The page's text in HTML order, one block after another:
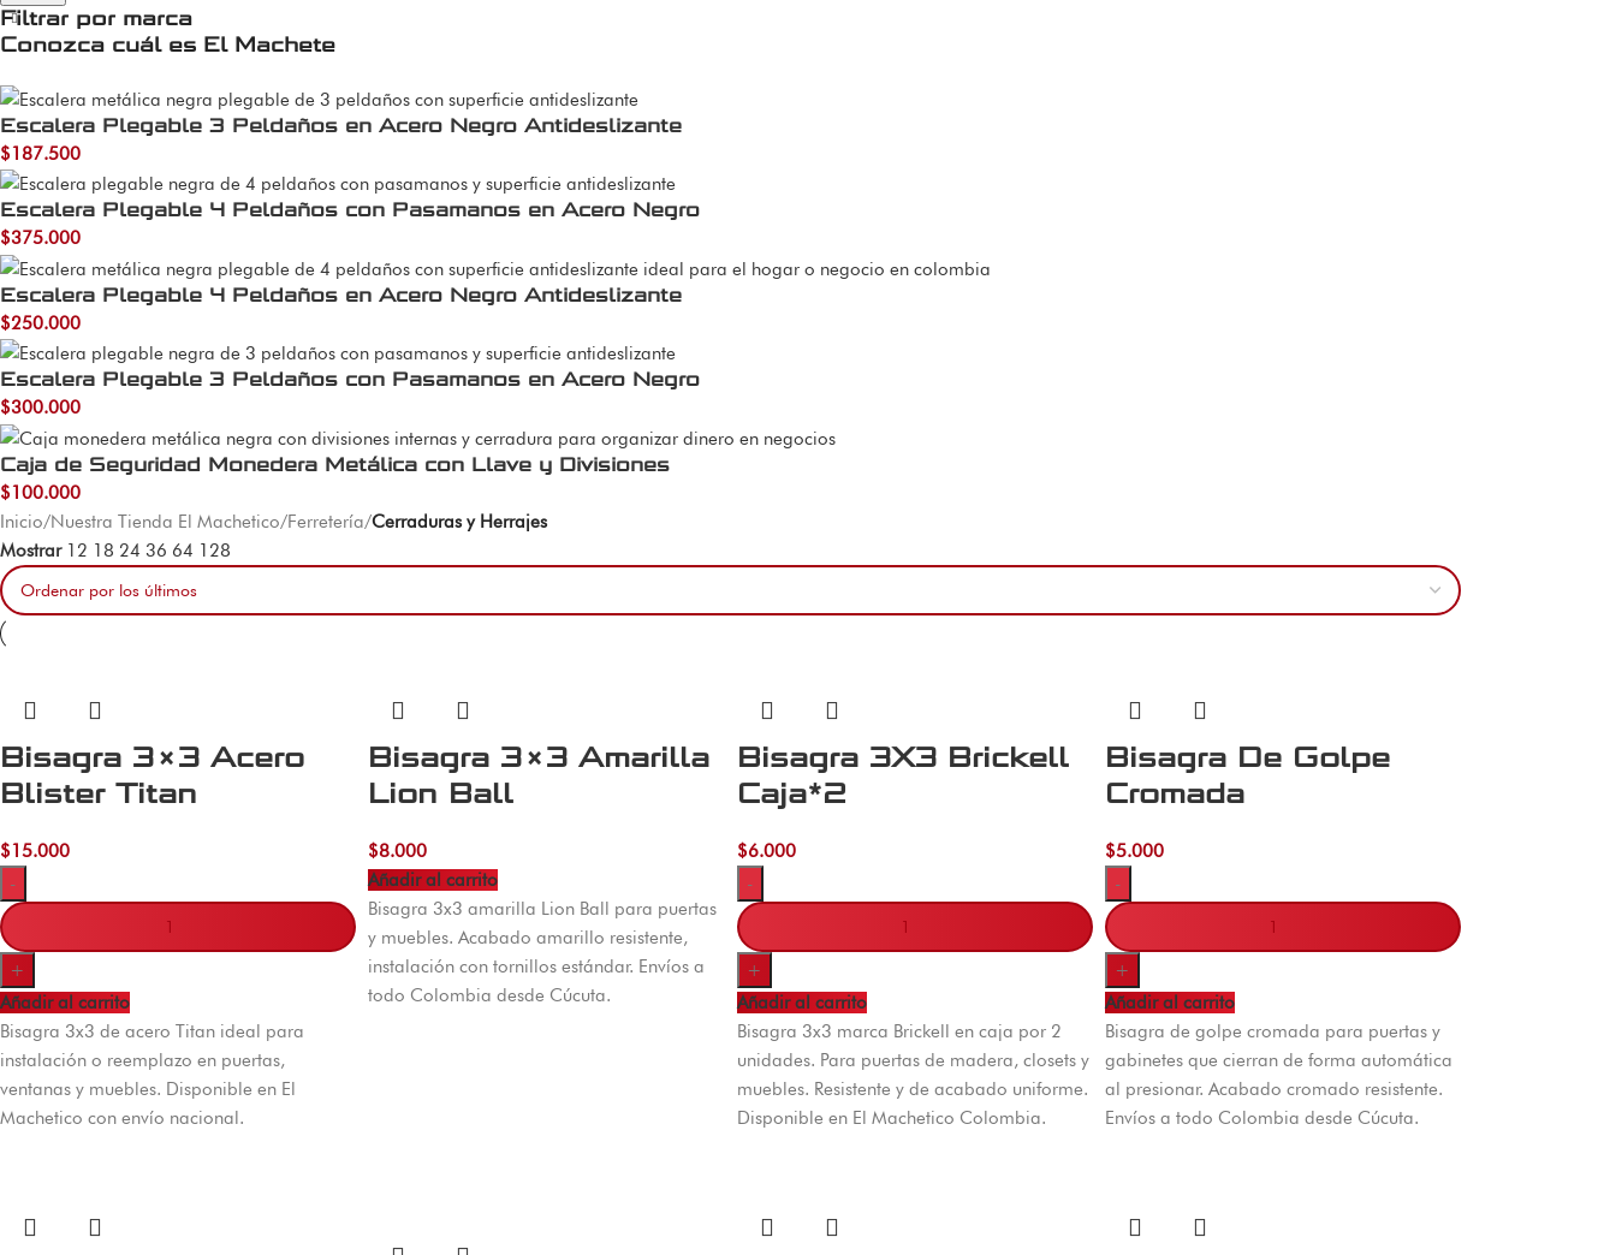
Filtrar por marca
Conozca cuál es El Machete
Escalera Plegable 3 Peldaños en Acero Negro Antideslizante
$187.500
Escalera Plegable 4 Peldaños con Pasamanos en Acero Negro
$375.000
Escalera Plegable 4 Peldaños en Acero Negro Antideslizante
$250.000
Escalera Plegable 3 Peldaños con Pasamanos en Acero Negro
$300.000
Caja de Seguridad Monedera Metálica con Llave y Divisiones
$100.000
Inicio/Nuestra Tienda El Machetico/Ferretería/Cerraduras y Herrajes
Mostrar 12 18 24 36 64 128
Bisagra 3×3 Acero
Blister Titan
$15.000
-
+
Añadir al carrito
Bisagra 3x3 de acero Titan ideal para
instalación o reemplazo en puertas,
ventanas y muebles. Disponible en El
Machetico con envío nacional.
Bisagra 3×3 Amarilla
Lion Ball
$8.000
Añadir al carrito
Bisagra 3x3 amarilla Lion Ball para puertas
y muebles. Acabado amarillo resistente,
instalación con tornillos estándar. Envíos a
todo Colombia desde Cúcuta.
Bisagra 3X3 Brickell
Caja*2
$6.000
-
+
Añadir al carrito
Bisagra 3x3 marca Brickell en caja por 2
unidades. Para puertas de madera, closets y
muebles. Resistente y de acabado uniforme.
Disponible en El Machetico Colombia.
Bisagra De Golpe
Cromada
$5.000
-
+
Añadir al carrito
Bisagra de golpe cromada para puertas y
gabinetes que cierran de forma automática
al presionar. Acabado cromado resistente.
Envíos a todo Colombia desde Cúcuta.